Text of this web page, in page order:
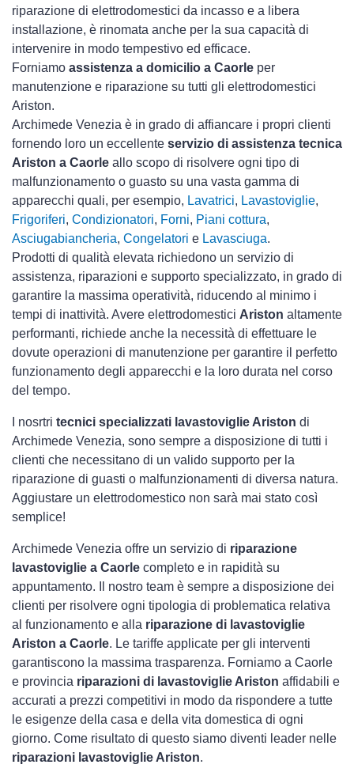
riparazione di elettrodomestici da incasso e a libera
installazione, è rinomata anche per la sua capacità di
intervenire in modo tempestivo ed efficace.
Forniamo assistenza a domicilio a Caorle per
manutenzione e riparazione su tutti gli elettrodomestici
Ariston.
Archimede Venezia è in grado di affiancare i propri clienti
fornendo loro un eccellente servizio di assistenza tecnica
Ariston a Caorle allo scopo di risolvere ogni tipo di
malfunzionamento o guasto su una vasta gamma di
apparecchi quali, per esempio, Lavatrici, Lavastoviglie,
Frigoriferi, Condizionatori, Forni, Piani cottura,
Asciugabiancheria, Congelatori e Lavasciuga.
Prodotti di qualità elevata richiedono un servizio di
assistenza, riparazioni e supporto specializzato, in grado di
garantire la massima operatività, riducendo al minimo i
tempi di inattività. Avere elettrodomestici Ariston altamente
performanti, richiede anche la necessità di effettuare le
dovute operazioni di manutenzione per garantire il perfetto
funzionamento degli apparecchi e la loro durata nel corso
del tempo.
I nosrtri tecnici specializzati lavastoviglie Ariston di
Archimede Venezia, sono sempre a disposizione di tutti i
clienti che necessitano di un valido supporto per la
riparazione di guasti o malfunzionamenti di diversa natura.
Aggiustare un elettrodomestico non sarà mai stato così
semplice!
Archimede Venezia offre un servizio di riparazione
lavastoviglie a Caorle completo e in rapidità su
appuntamento. Il nostro team è sempre a disposizione dei
clienti per risolvere ogni tipologia di problematica relativa
al funzionamento e alla riparazione di lavastoviglie
Ariston a Caorle. Le tariffe applicate per gli interventi
garantiscono la massima trasparenza. Forniamo a Caorle
e provincia riparazioni di lavastoviglie Ariston affidabili e
accurati a prezzi competitivi in modo da rispondere a tutte
le esigenze della casa e della vita domestica di ogni
giorno. Come risultato di questo siamo diventi leader nelle
riparazioni lavastoviglie Ariston.